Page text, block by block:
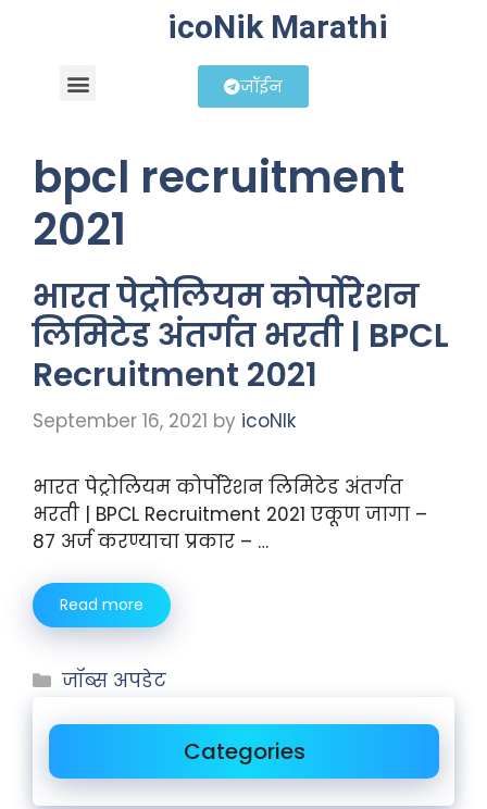
icoNik Marathi
जॉईन
bpcl recruitment
2021
भारत पेट्रोलियम कोर्पोरेशन
लिमिटेड अंतर्गत भरती | BPCL
Recruitment 2021
September 16, 2021 by icoNIk
भारत पेट्रोलियम कोर्पोरेशन लिमिटेड अंतर्गत
भरती | BPCL Recruitment 2021 एकूण जागा –
87 अर्ज करण्याचा प्रकार – …
Read more
जॉब्स अपडेट
Categories